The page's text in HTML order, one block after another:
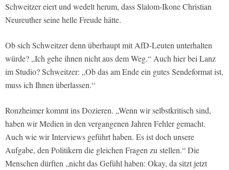
Schweitzer eiert und wedelt herum, dass Slalom-Ikone Christian
Neureuther seine helle Freude hätte.
Ob sich Schweitzer denn überhaupt mit AfD-Leuten unterhalten
würde? „Ich gehe ihnen nicht aus dem Weg.“ Auch hier bei Lanz
im Studio? Schweitzer: „Ob das am Ende ein gutes Sendeformat ist,
muss ich Ihnen überlassen.“
Ronzheimer kommt ins Dozieren. „Wenn wir selbstkritisch sind,
haben wir Medien in den vergangenen Jahren Fehler gemacht.
Auch wie wir Interviews geführt haben. Es ist doch unsere
Aufgabe, den Politikern die gleichen Fragen zu stellen.“ Die
Menschen dürften „nicht das Gefühl haben: Okay, da sitzt jetzt